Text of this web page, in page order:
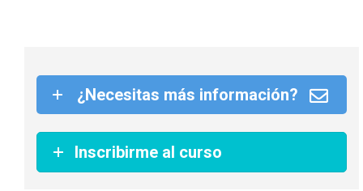
¿Necesitas más información?
Inscribirme al curso